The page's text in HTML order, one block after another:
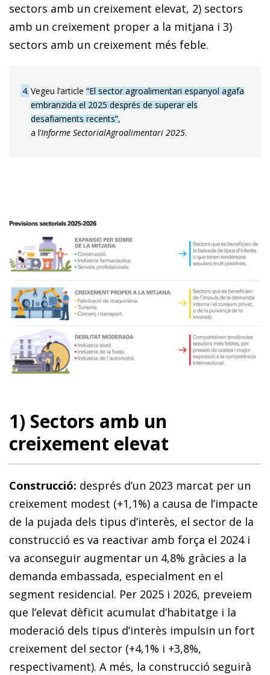
sectors amb un creixement elevat, 2) sectors
amb un creixement proper a la mitjana i 3)
sectors amb un creixement més feble.
4 Vegeu l’article “El sector agroalimentari espanyol agafa
embranzida el 2025 després de superar els
desafiaments recents”,
a l’Informe SectorialAgroalimentari 2025.
1) Sectors amb un
creixement elevat
Construcció: després d’un 2023 marcat per un
creixement modest (+1,1%) a causa de l’impacte
de la pujada dels tipus d’interès, el sector de la
construcció es va reactivar amb força el 2024 i
va aconseguir augmentar un 4,8% gràcies a la
demanda embassada, especialment en el
segment residencial. Per 2025 i 2026, preveiem
que l’elevat dèficit acumulat d’habitatge i la
moderació dels tipus d’interès impulsin un fort
creixement del sector (+4,1% i +3,8%,
respectivament). A més, la construcció seguirà